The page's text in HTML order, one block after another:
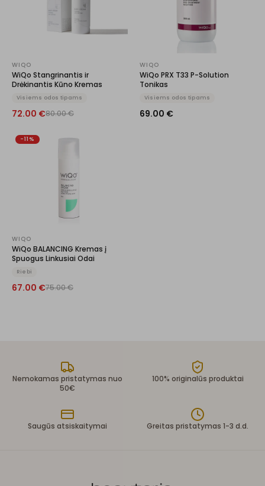
WIQO
WiQo Stangrinantis ir
Drėkinantis Kūno Kremas
Visiems odos tipams
72.00 €80.00€
WIQO
WiQo PRX T33 P-Solution
Tonikas
Visiems odos tipams
69.00 €
-11%
WIQO
WiQo BALANCING Kremas į
Spuogus Linkusiai Odai
Riebi
67.00 €75.00€
Nemokamas pristatymas nuo
50€
100% originalūs produktai
Saugūs atsiskaitymai Greitas pristatymas 1-3 d.d.